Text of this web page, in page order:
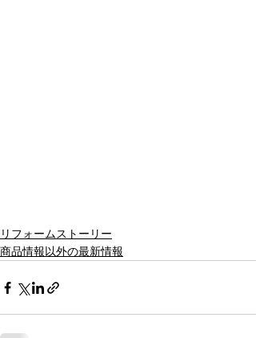
リフォームストーリー
商品情報以外の最新情報